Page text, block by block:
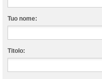
Tuo nome:
Titolo: